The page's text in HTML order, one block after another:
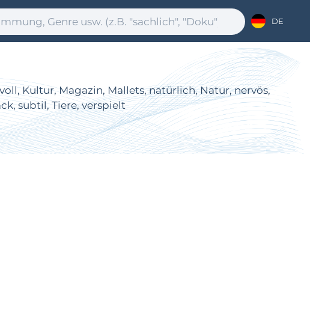
DE
Kultur, Magazin, Mallets, natürlich, Natur, nervös,
subtil, Tiere, verspielt